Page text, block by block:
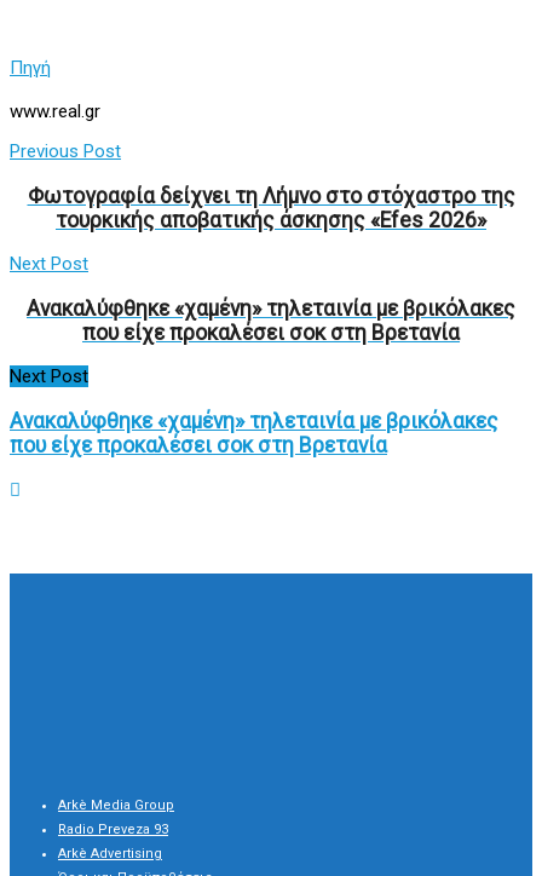
Πηγή
www.real.gr
Previous Post
Φωτογραφία δείχνει τη Λήμνο στο στόχαστρο της
τουρκικής αποβατικής άσκησης «Efes 2026»
Next Post
Ανακαλύφθηκε «χαμένη» τηλεταινία με βρικόλακες
που είχε προκαλέσει σοκ στη Βρετανία
Next Post
Ανακαλύφθηκε «χαμένη» τηλεταινία με βρικόλακες
που είχε προκαλέσει σοκ στη Βρετανία
Arkè Media Group
Radio Preveza 93
Arkè Advertising